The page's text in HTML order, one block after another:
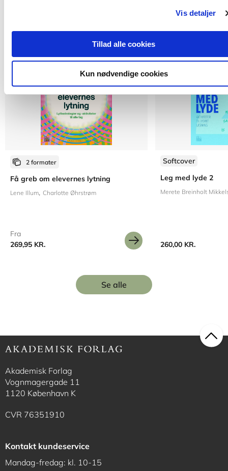
Vis detaljer
Tillad alle cookies
Kun nødvendige cookies
2 formater
Få greb om elevernes lytning
Lene Illum Charlotte Øhrstrøm
Fra
269,95 KR.
Softcover
Leg med lyde 2
Merete Breinholt
260,00 KR.
Se alle
Akademisk Forlag
Vognmagergade 11
1120 København K
CVR 76351910
Kontakt kundeservice
Mandag-fredag: kl. 10-15